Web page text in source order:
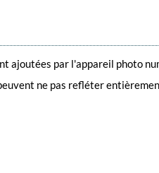
ajoutées par l'appareil photo
ne pas refléter